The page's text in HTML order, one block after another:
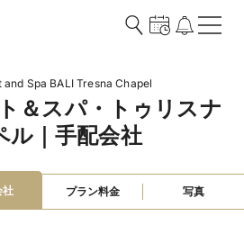
and Spa BALI Tresna Chapel
＆スパ・トゥリスナ
ル｜手配会社
社 プラン料金 写真